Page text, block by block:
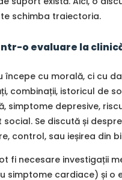
schimba traiectoria.
o evaluare la
începe cu morală, ci cu
combinații, istoricul de
simptome depresive,
Se discută și
control, sau ieșirea din
fi necesare investigații
simptome cardiace) și o